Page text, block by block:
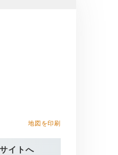
地図を印刷
イトへ